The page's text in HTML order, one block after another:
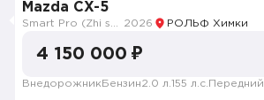
Mazda CX-5
2026 РОЛЬФ Химки
4 150 000 ₽
Внедорожник Бензин2.0 л. 155 л.с. Передний